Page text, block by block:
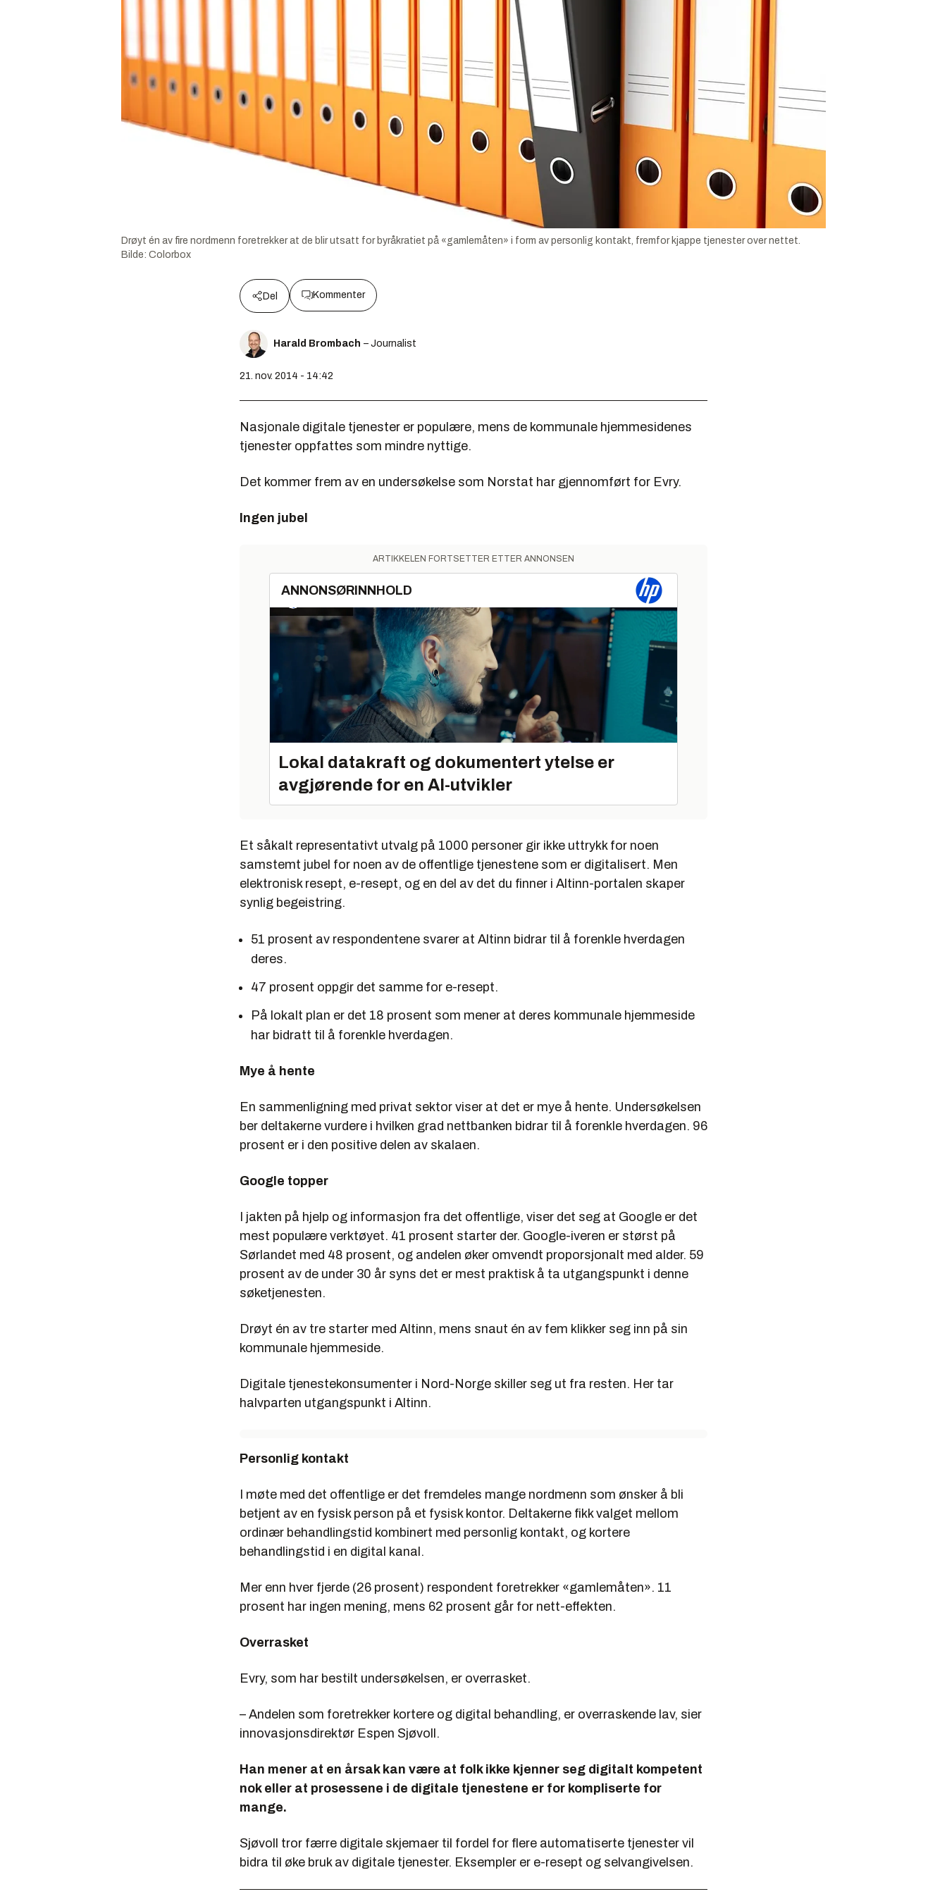
Drøyt én av fire nordmenn foretrekker at de blir utsatt for byråkratiet på «gamlemåten» i form av personlig kontakt, fremfor kjappe tjenester over nettet.
Bilde: Colorbox
Del Kommenter
Harald Brombach – Journalist
21. nov. 2014 - 14:42
Nasjonale digitale tjenester er populære, mens de kommunale hjemmesidenes
tjenester oppfattes som mindre nyttige.
Det kommer frem av en undersøkelse som Norstat har gjennomført for Evry.
Ingen jubel
ARTIKKELEN FORTSETTER ETTER ANNONSEN
ANNONSØRINNHOLD
Lokal datakraft og dokumentert ytelse er
avgjørende for en AI-utvikler
Et såkalt representativt utvalg på 1000 personer gir ikke uttrykk for noen
samstemt jubel for noen av de offentlige tjenestene som er digitalisert. Men
elektronisk resept, e-resept, og en del av det du finner i Altinn-portalen skaper
synlig begeistring.
51 prosent av respondentene svarer at Altinn bidrar til å forenkle hverdagen
deres.
47 prosent oppgir det samme for e-resept.
På lokalt plan er det 18 prosent som mener at deres kommunale hjemmeside
har bidratt til å forenkle hverdagen.
Mye å hente
En sammenligning med privat sektor viser at det er mye å hente. Undersøkelsen
ber deltakerne vurdere i hvilken grad nettbanken bidrar til å forenkle hverdagen. 96
prosent er i den positive delen av skalaen.
Google topper
I jakten på hjelp og informasjon fra det offentlige, viser det seg at Google er det
mest populære verktøyet. 41 prosent starter der. Google-iveren er størst på
Sørlandet med 48 prosent, og andelen øker omvendt proporsjonalt med alder. 59
prosent av de under 30 år syns det er mest praktisk å ta utgangspunkt i denne
søketjenesten.
Drøyt én av tre starter med Altinn, mens snaut én av fem klikker seg inn på sin
kommunale hjemmeside.
Digitale tjenestekonsumenter i Nord-Norge skiller seg ut fra resten. Her tar
halvparten utgangspunkt i Altinn.
Personlig kontakt
I møte med det offentlige er det fremdeles mange nordmenn som ønsker å bli
betjent av en fysisk person på et fysisk kontor. Deltakerne fikk valget mellom
ordinær behandlingstid kombinert med personlig kontakt, og kortere
behandlingstid i en digital kanal.
Mer enn hver fjerde (26 prosent) respondent foretrekker «gamlemåten». 11
prosent har ingen mening, mens 62 prosent går for nett-effekten.
Overrasket
Evry, som har bestilt undersøkelsen, er overrasket.
– Andelen som foretrekker kortere og digital behandling, er overraskende lav, sier
innovasjonsdirektør Espen Sjøvoll.
Han mener at en årsak kan være at folk ikke kjenner seg digitalt kompetent
nok eller at prosessene i de digitale tjenestene er for kompliserte for
mange.
Sjøvoll tror færre digitale skjemaer til fordel for flere automatiserte tjenester vil
bidra til øke bruk av digitale tjenester. Eksempler er e-resept og selvangivelsen.